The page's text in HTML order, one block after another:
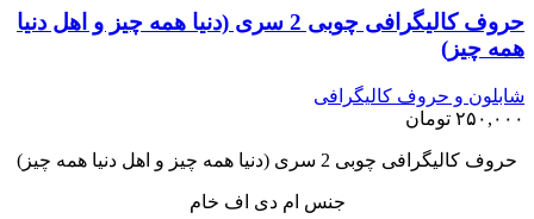
حروف کالیگرافی چوبی 2 سری (دنیا همه چیز و اهل دنیا
همه چیز)
شابلون و حروف کالیگرافی
۲۵۰,۰۰۰ تومان
حروف کالیگرافی چوبی 2 سری (دنیا همه چیز و اهل دنیا همه چیز)
جنس ام دی اف خام